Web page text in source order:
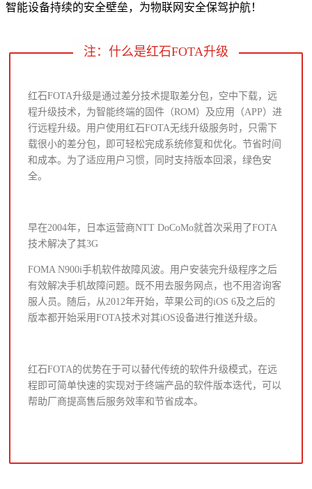
智能设备持续的安全壁垒，为物联网安全保驾护航！
注：什么是红石FOTA升级
红石FOTA升级是通过差分技术提取差分包，空中下载，远
程升级技术，为智能终端的固件（ROM）及应用（APP）进
行远程升级。用户使用红石FOTA无线升级服务时，只需下
载很小的差分包，即可轻松完成系统修复和优化。节省时间
和成本。为了适应用户习惯，同时支持版本回滚，绿色安
全。
早在2004年，日本运营商NTT DoCoMo就首次采用了FOTA
技术解决了其3G
FOMA N900i手机软件故障风波。用户安装完升级程序之后
有效解决手机故障问题。既不用去服务网点，也不用咨询客
服人员。随后，从2012年开始，苹果公司的iOS 6及之后的
版本都开始采用FOTA技术对其iOS设备进行推送升级。
红石FOTA的优势在于可以替代传统的软件升级模式，在远
程即可简单快速的实现对于终端产品的软件版本迭代，可以
帮助厂商提高售后服务效率和节省成本。